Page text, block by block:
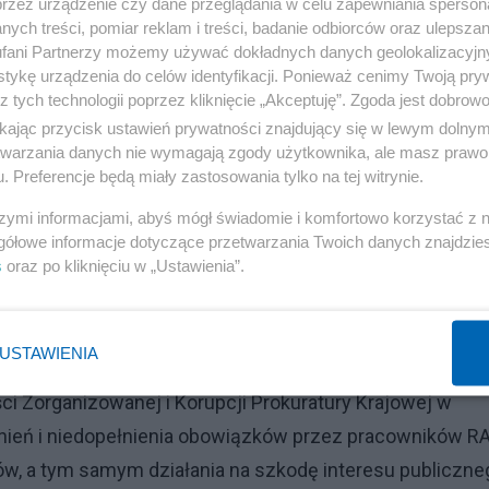
zawarły z twórcą marki odzieżowej +Red is Bad+
publicznych pieniędzy na nieopisaną dotąd skalę", a
stał się dostawcą wszystkiego — od
wojny".
przelewy na 0,5 mld zł, zamówienia z Rządowej
od połowy ubiegłego roku sprawę badała
zostały przeszukane w grudniu.
1 grudnia 2023 r. Prowadzi je Śląski Wydział
Zorganizowanej i Korupcji Prokuratury Krajowej w
i niedopełnienia obowiązków przez pracowników
a tym samym działania na szkodę interesu
treści, pomiar reklam i treści, badanie odbiorców oraz
Partnerzy możemy używać dokładnych danych
urządzenia do celów identyfikacji. Ponieważ cenimy Twoją
tych technologii poprzez kliknięcie „Akceptuję”. Zgoda jest
przycisk ustawień prywatności znajdujący się w lewym
danych nie wymagają zgody użytkownika, ale masz
Preferencje będą miały zastosowania tylko na tej witrynie.
informacjami, abyś mógł świadomie i komfortowo korzystać z
informacje dotyczące przetwarzania Twoich danych
oraz po kliknięciu w „Ustawienia”.
USTAWIENIA